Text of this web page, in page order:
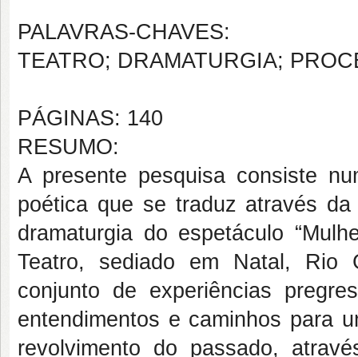
PALAVRAS-CHAVES:
TEATRO; DRAMATURGIA;
PÁGINAS: 140
RESUMO:
A presente pesquisa consiste
poética que se traduz através
dramaturgia do espetáculo
Teatro, sediado em Natal, Rio
conjunto de experiências
entendimentos e caminhos para
revolvimento do passado,